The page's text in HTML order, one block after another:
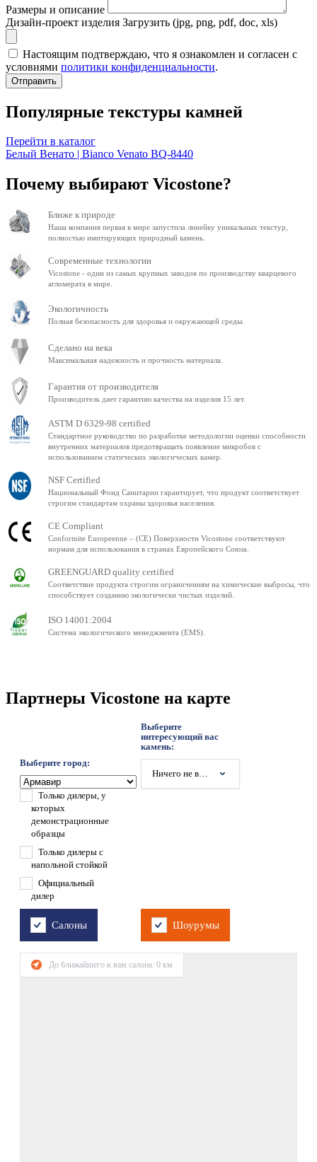
Размеры и описание
Дизайн-проект изделия Загрузить (jpg, png, pdf, doc, xls)
Настоящим подтверждаю, что я ознакомлен и согласен с
условиями политики конфиденциальности.
Отправить
Популярные текстуры камней
Перейти в каталог
Белый Венато | Bianco Venato BQ-8440
Почему выбирают Vicostone?
Ближе к природе
Наша компания первая в мире запустила линейку уникальных текстур,
полностью имитирующих природный камень.
Современные технологии
Vicostone - один из самых крупных заводов по производству кварцевого
агломерата в мире.
Экологичность
Полная безопасность для здоровья и окружающей среды.
Сделано на века
Максимальная надежность и прочность материала.
Гарантия от производителя
Производитель дает гарантию качества на изделия 15 лет.
ASTM D 6329-98 certified
Стандартное руководство по разработке методологии оценки способности
внутренних материалов предотвращать появление микробов с
использованием статических экологических камер.
NSF Certified
Национальный Фонд Санитарии гарантирует, что продукт соответствует
строгим стандартам охраны здоровья населения.
CE Compliant
Conformite Europeenne – (CE) Поверхности Vicostone соответствуют
нормам для использования в странах Европейского Союза.
GREENGUARD quality certified
Соответствие продукта строгим ограничениям на химические выбросы, что
способствует созданию экологически чистых изделий.
ISO 14001:2004
Система экологического менеджмента (EMS).
Партнеры Vicostone на карте
Выберите город:
Выберите
интересующий вас
камень:
Ничего не выбрано
Только дилеры, у
которых
демонстрационные
образцы
Только дилеры с
напольной стойкой
Официальный
дилер
Салоны Шоурумы
До ближайшего к вам салона: 0 км